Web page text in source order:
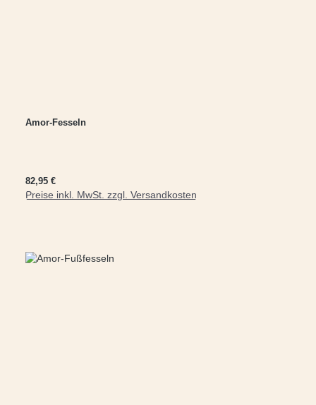
Amor-Fesseln
Regulärer Preis:
82,95 €
Preise inkl. MwSt. zzgl. Versandkosten
In den Warenkorb